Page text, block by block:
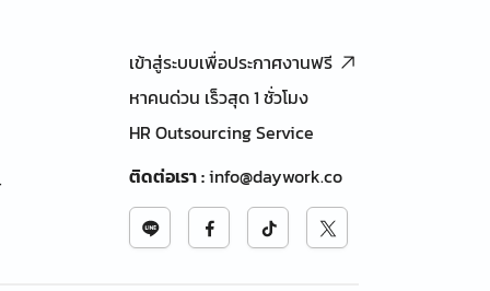
เข้าสู่ระบบเพื่อประกาศงานฟรี
หาคนด่วน เร็วสุด 1 ชั่วโมง
HR Outsourcing Service
ติดต่อเรา:info@daywork.co